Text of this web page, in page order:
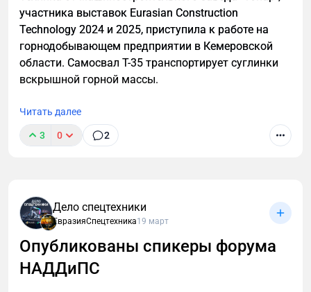
участника выставок Eurasian Construction
Technology 2024 и 2025, приступила к работе на
горнодобывающем предприятии в Кемеровской
области. Самосвал Т-35 транспортирует суглинки
вскрышной горной массы.
Читать далее
3 0 2
Дело спецтехники
ЕвразияСпецтехника19 март
Опубликованы спикеры форума
НАДДиПС